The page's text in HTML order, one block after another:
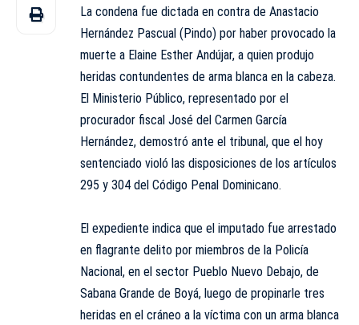
La condena fue dictada en contra de Anastacio
Hernández Pascual (Pindo) por haber provocado la
muerte a Elaine Esther Andújar, a quien produjo
heridas contundentes de arma blanca en la cabeza.
El Ministerio Público, representado por el
procurador fiscal José del Carmen García
Hernández, demostró ante el tribunal, que el hoy
sentenciado violó las disposiciones de los artículos
295 y 304 del Código Penal Dominicano.
El expediente indica que el imputado fue arrestado
en flagrante delito por miembros de la Policía
Nacional, en el sector Pueblo Nuevo Debajo, de
Sabana Grande de Boyá, luego de propinarle tres
heridas en el cráneo a la víctima con un arma blanca